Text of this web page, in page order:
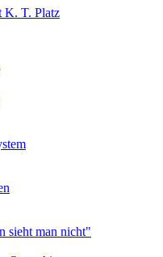
K. T. Platz
sieht man nicht"